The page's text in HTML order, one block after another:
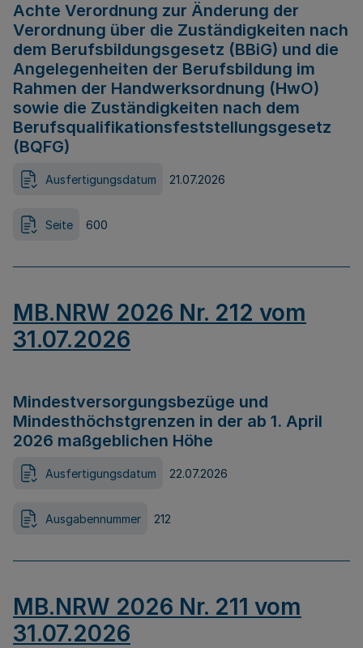
Achte Verordnung zur Änderung der
Verordnung über die Zuständigkeiten nach
dem Berufsbildungsgesetz (BBiG) und die
Angelegenheiten der Berufsbildung im
Rahmen der Handwerksordnung (HwO)
sowie die Zuständigkeiten nach dem
Berufsqualifikationsfeststellungsgesetz
(BQFG)
Ausfertigungsdatum 21.07.2026
Seite 600
MB.NRW 2026 Nr. 212 vom
31.07.2026
Mindestversorgungsbezüge und
Mindesthöchstgrenzen in der ab 1. April
2026 maßgeblichen Höhe
Ausfertigungsdatum 22.07.2026
Ausgabennummer 212
MB.NRW 2026 Nr. 211 vom
31.07.2026